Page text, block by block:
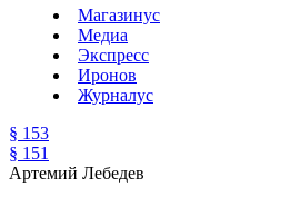
Магазинус
Медиа
Экспресс
Иронов
Журналус
§ 153
§ 151
Артемий Лебедев